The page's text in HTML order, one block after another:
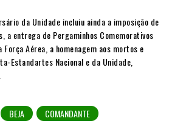
da Unidade incluiu ainda a imposição de
a entrega de Pergaminhos Comemorativos
Força Aérea, a homenagem aos mortos e
Estandartes Nacional e da Unidade,
BEJA COMANDANTE